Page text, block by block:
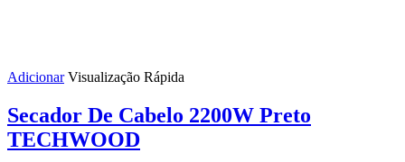
Adicionar Visualização Rápida
Secador De Cabelo 2200W Preto
TECHWOOD